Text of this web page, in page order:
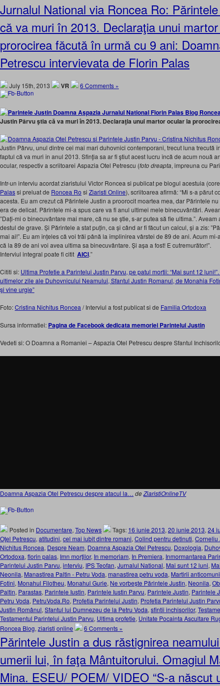
Jurnalul National via Roncea Ro:
că va muri în 2013. Declaraţia unui
prorocirea făcută în urmă cu 9 ani:
Petrescu intervievata de Florin Palas
July 15th, 2013 VR 6 Comments »
Justin Pârvu ştia că va muri în 2013. Declaraţia unui martor ocular la
Justin Pârvu, unul dintre cei mai mari duhovnici contemporani, trecut luna trecută
faptul că va muri în anul 2013. Sfinţia sa ar fi ştiut acest lucru încă de acum nouă
ocular, respectiv a scriitoarei Aspazia Otel Petrescu (foto dreapta, impreuna cu
Intr-un interviu acordat ziaristului Victor Roncea si publicat pe blogul acestuia
Palassi preluat de Roncea Ro si Ziaristi Online), scriitoarea afirmă: “Mi s-a părut
acesta. Eu am crezut că Părintele Justin a proorocit moartea mea, dar Părintele
era de delicat. Părintele mi-a spus care va fi anul ultimei mele binecuvântări.
”Dați-mi o binecuvântare mai mare, că nu se știe, s-ar putea să fie ultima.”.
destul de grave. Și Părintele a stat puțin, ca și când ar fi făcut un calcul, și a zis:
mai ai!”. Eu am înțeles că voi trăi până la împlinirea vârstei de 89 de ani. Acum
că la 89 de ani voi avea ultima sa binecuvântare. Și așa a fost! E cutremurător!”.
Interviul integral poate fi citit AICI.”
Cititi si: Ultima Profetie a Parintelui Justin Parvu, pe patul mortii: “Mai sunt 12
ultimelor zile ale Duhovnicului Neamului, Sfantul Justin Romanul, de Monahia
şi vine urgie”
Foto:Cristina Nichitus Roncea / Interviul a fost publicat si de Familia Ortodoxa
Sursa informatiei: Pagina de Facebook dedicata memoriei Parintelui Justin
Vedeti si: O Doamna a Romaniei – Aspazia Otel Petrescu despre Sfantul
Doamna Aspazia Otel Petrescu despre atacul la… deZiaristiOnlineTV
Posted in Documentare, Top News Tags: 16 iunie 2013, 20 iunie 2013, 24
Oţel Petrescu, atitudini, cel mai iubit dintre romani, Colind pentru detinuti, Corneliu
Nichitus Roncea, Despre Neam, Doamna Aspazia Otel Petrescu, Doxologia,
Ortodoxa, florin palas, Imn morţilor, In memoriam, In Premiera, Inmormantarea
Parintelui Justin Parvu, interviu, IPS Teofan, Jurnalul National, Mai sunt 12 luni,
Neonila, Manastirea Paltin - Petru Voda, manastirea petru voda, Martirii
Fotini, Monahul Filotheu, Monahul Gurie, Ne vorbeşte Părintele Justin, Neonila,
Paltin, Parastas, Parintele Iustin, Parintele Iustin Parvu, Parintele Justin, Parintele
Petru Voda, PetruVoda.Ro, Profetia Parintelui Justin, Profetia Parintelui Justin
Justin Românul, Sfantul lui Dumnezeu de la Petru Voda, sfintii inchisorilor,
Testamentul Parintelui Justin Parvu, Ultima profetie, Unitate Pocainta Ascultare
Roncea Blog, ziaristi online 6 Comments »
Părintele Justin a dus răstignirea
umerii lui, în faţa Mântuitorului. Omagiul
Mina. ESEU/ POEM/ VIDEO “S-a născut